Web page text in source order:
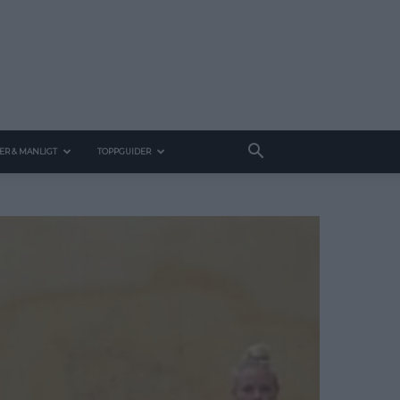
& MANLIGT TOPPGUIDER